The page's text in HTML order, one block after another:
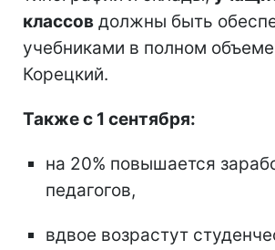
классов должны быть
учебниками в полном
Корецкий.
Также с 1 сентября:
на 20% повышается
педагогов,
вдвое возрастут